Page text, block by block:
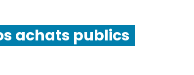
achats publics